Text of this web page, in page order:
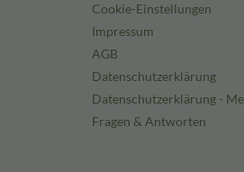
Cookie-Einstellungen
Impressum
AGB
Datenschutzerklärung
Datenschutzerklärung -
Fragen & Antworten